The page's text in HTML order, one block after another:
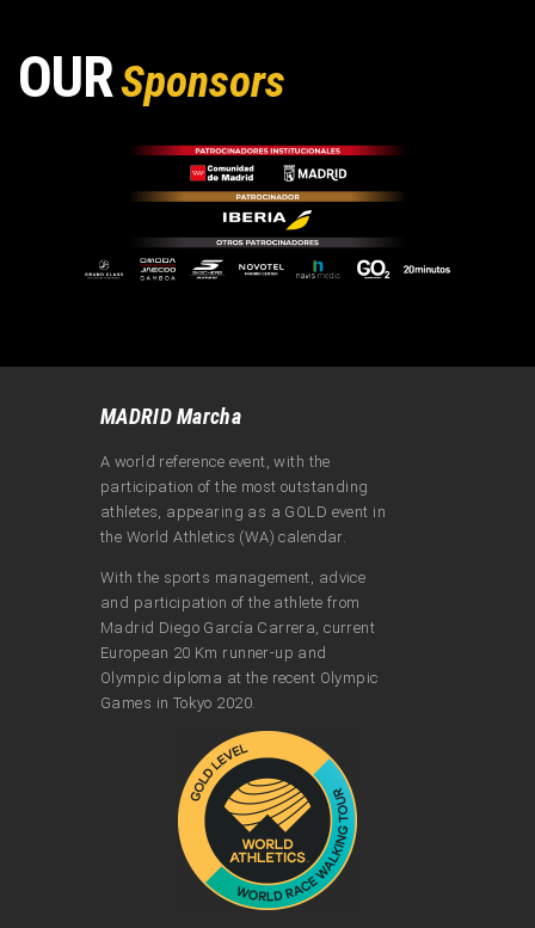
OURSponsors
MADRID Marcha
A world reference event, with the
participation of the most outstanding
athletes, appearing as a GOLD event in
the World Athletics (WA) calendar.
With the sports management, advice
and participation of the athlete from
Madrid Diego García Carrera, current
European 20 Km runner-up and
Olympic diploma at the recent Olympic
Games in Tokyo 2020.